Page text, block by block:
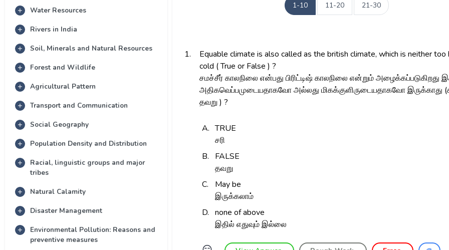
Water Resources
Rivers in India
Soil, Minerals and Natural Resources
Forest and Wildlife
Agricultural Pattern
Transport and Communication
Social Geography
Population Density and Distribution
Racial, linguistic groups and major
tribes
Natural Calamity
Disaster Management
Environmental Pollution: Reasons and
preventive measures
1-10 11-20 21-30
1.
Equable climate is also called as the british climate, which is neither
cold ( True or False ) ?
சமச்சீர் காலநிலை என்பது பிரிட்டிஷ் காலநிலை என்றும் அழைக்கப்படுகிறது
அதிகவெப்பமுடையதாகவோ அல்லது மிகக்குளிருடையதாகவோ இருக்காது
தவறு ) ?
A. TRUE
சரி
B.
FALSE
தவறு
C.
May be
இருக்கலாம்
D.
none of above
இதில் எதுவும் இல்லை